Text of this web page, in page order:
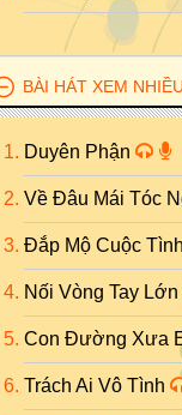
BÀI HÁT XEM NHIỀU
Duyên Phận
Về Đâu Mái Tóc
Đắp Mộ Cuộc Tình
Nối Vòng Tay Lớn
Con Đường Xưa
Trách Ai Vô Tình